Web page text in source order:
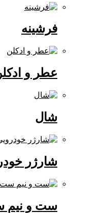
عطر و ادکلن
شارژر خودرویی
ست و نیم ست هدیه